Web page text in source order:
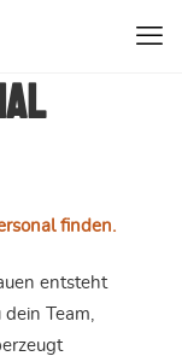
finden.
entsteht
Team,